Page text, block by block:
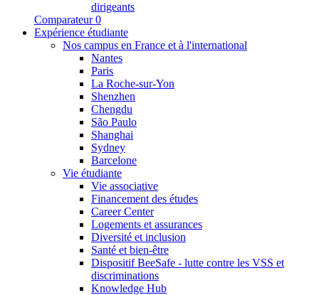
dirigeants
Comparateur 0
Expérience étudiante
Nos campus en France et à l'international
Nantes
Paris
La Roche-sur-Yon
Shenzhen
Chengdu
São Paulo
Shanghai
Sydney
Barcelone
Vie étudiante
Vie associative
Financement des études
Career Center
Logements et assurances
Diversité et inclusion
Santé et bien-être
Dispositif BeeSafe - lutte contre les VSS et
discriminations
Knowledge Hub